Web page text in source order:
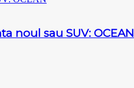
noul sau SUV: OCEAN